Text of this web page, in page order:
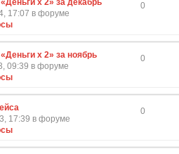
17:07 в форуме
0
х 2» за ноябрь
09:39 в форуме
0
17:39 в форуме
0